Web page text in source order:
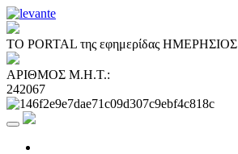
ΤΟ PORTAL της εφημερίδας ΗΜΕΡΗΣΙΟΣ
ΑΡΙΘΜΟΣ Μ.Η.Τ.:
242067